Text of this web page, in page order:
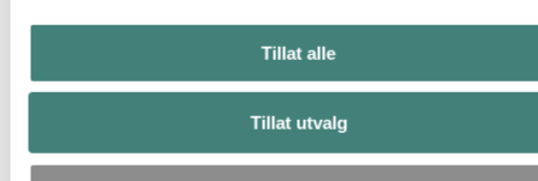
Tillat alle
Tillat utvalg